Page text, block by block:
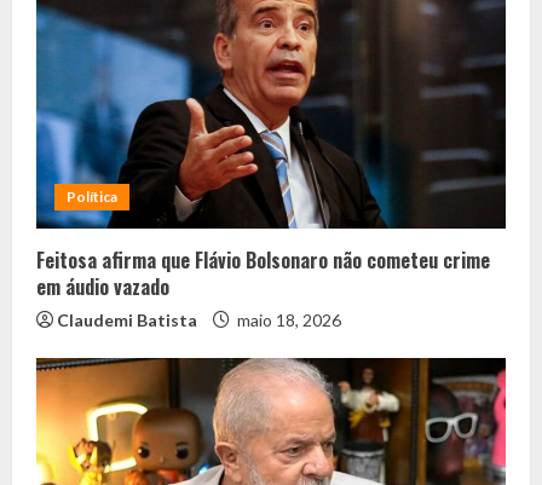
Política
Feitosa afirma que Flávio Bolsonaro não cometeu crime
em áudio vazado
Claudemi Batista maio 18, 2026